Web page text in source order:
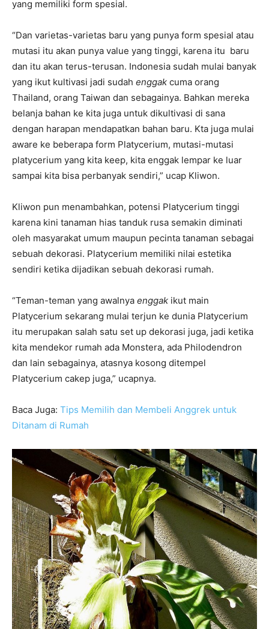
yang memiliki form spesial.
“Dan varietas-varietas baru yang punya form spesial atau
mutasi itu akan punya value yang tinggi, karena itu baru
dan itu akan terus-terusan. Indonesia sudah mulai banyak
yang ikut kultivasi jadi sudah enggak cuma orang
Thailand, orang Taiwan dan sebagainya. Bahkan mereka
belanja bahan ke kita juga untuk dikultivasi di sana
dengan harapan mendapatkan bahan baru. Kta juga mulai
aware ke beberapa form Platycerium, mutasi-mutasi
platycerium yang kita keep, kita enggak lempar ke luar
sampai kita bisa perbanyak sendiri,” ucap Kliwon.
Kliwon pun menambahkan, potensi Platycerium tinggi
karena kini tanaman hias tanduk rusa semakin diminati
oleh masyarakat umum maupun pecinta tanaman sebagai
sebuah dekorasi. Platycerium memiliki nilai estetika
sendiri ketika dijadikan sebuah dekorasi rumah.
“Teman-teman yang awalnya enggak ikut main
Platycerium sekarang mulai terjun ke dunia Platycerium
itu merupakan salah satu set up dekorasi juga, jadi ketika
kita mendekor rumah ada Monstera, ada Philodendron
dan lain sebagainya, atasnya kosong ditempel
Platycerium cakep juga,” ucapnya.
Baca Juga: Tips Memilih dan Membeli Anggrek untuk
Ditanam di Rumah